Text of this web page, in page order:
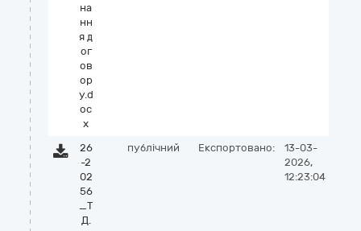
на
нн
я д
ог
ов
ор
у.d
oc
x
26
-2
02
56
_Т
Д.
публічний Експортовано:
13-03-
2026,
12:23:04